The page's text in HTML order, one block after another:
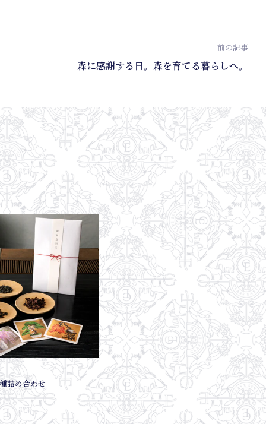
前の記事
森に感謝する日。森を育てる暮らしへ。
詰め合わせ